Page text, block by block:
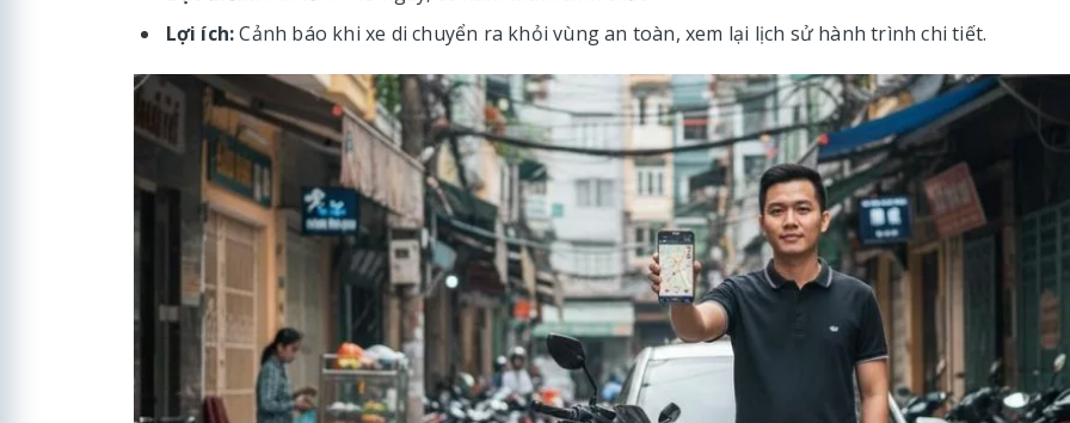
Lợi ích:Cảnh báo khi xe di chuyển ra khỏi vùng an toàn, xem lại lịch sử hành trình chi tiết.